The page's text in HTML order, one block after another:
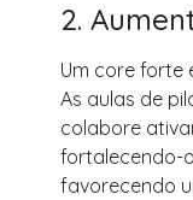
2.
Um core forte
As aulas de
colabore
fortalecendo-
favorecendo